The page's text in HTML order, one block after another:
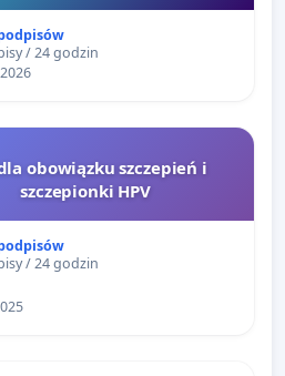
/ 24 godzin
obowiązku szczepień i
szczepionki HPV
/ 24 godzin